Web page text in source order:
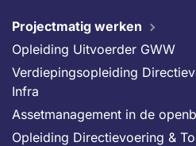
Projectmatig werken
Opleiding Uitvoerder GWW
Verdiepingsopleiding
Infra
Assetmanagement in de
Opleiding Directievoering &